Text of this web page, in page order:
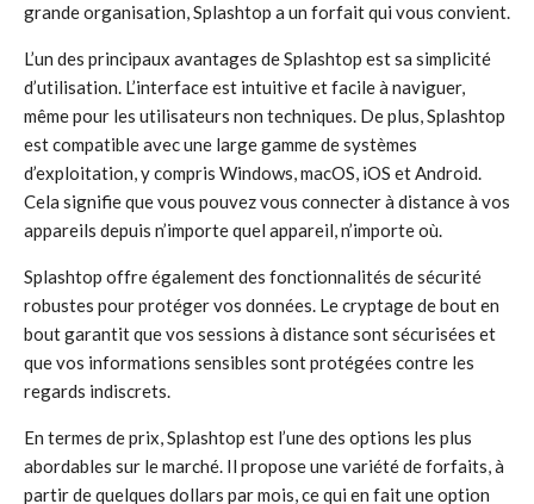
grande organisation, Splashtop a un forfait qui vous convient.
L’un des principaux avantages de Splashtop est sa simplicité
d’utilisation. L’interface est intuitive et facile à naviguer,
même pour les utilisateurs non techniques. De plus, Splashtop
est compatible avec une large gamme de systèmes
d’exploitation, y compris Windows, macOS, iOS et Android.
Cela signifie que vous pouvez vous connecter à distance à vos
appareils depuis n’importe quel appareil, n’importe où.
Splashtop offre également des fonctionnalités de sécurité
robustes pour protéger vos données. Le cryptage de bout en
bout garantit que vos sessions à distance sont sécurisées et
que vos informations sensibles sont protégées contre les
regards indiscrets.
En termes de prix, Splashtop est l’une des options les plus
abordables sur le marché. Il propose une variété de forfaits, à
partir de quelques dollars par mois, ce qui en fait une option